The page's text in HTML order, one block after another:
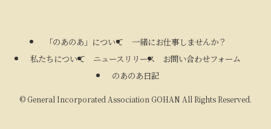
「のあのあ」について
一緒にお仕事しませんか？
私たちについて
ニュースリリース
お問い合わせフォーム
のあのあ日記
© General Incorporated Association GOHAN All Rights Reserved.